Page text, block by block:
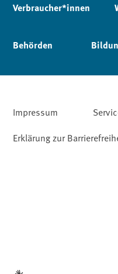
Verbraucher*innen
Behörden
Impressum
Erklärung zur